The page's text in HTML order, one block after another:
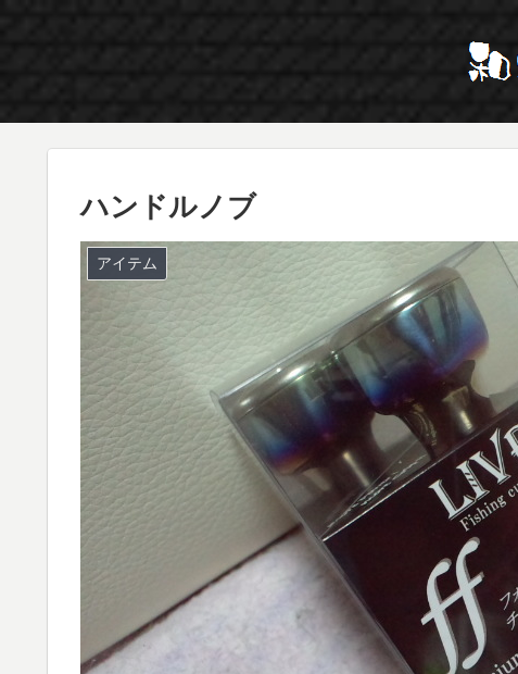
ハンドルノブ
アイテム